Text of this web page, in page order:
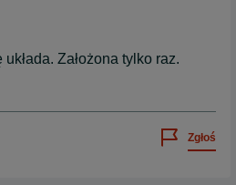
Założona tylko raz.
Zgłoś